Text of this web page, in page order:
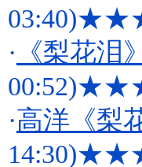
03:40)
· 《梨花
00:52)
·高洋《梨
14:30)